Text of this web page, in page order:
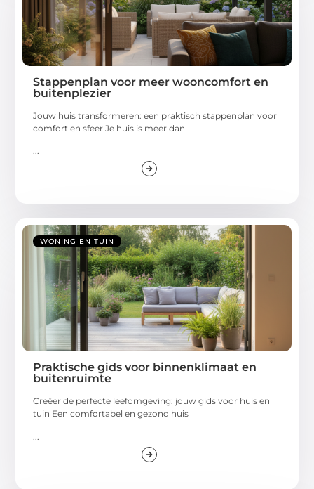
Stappenplan voor meer wooncomfort en
buitenplezier
Jouw huis transformeren: een praktisch stappenplan voor
comfort en sfeer Je huis is meer dan
...
WONING EN TUIN
Praktische gids voor binnenklimaat en
buitenruimte
Creëer de perfecte leefomgeving: jouw gids voor huis en
tuin Een comfortabel en gezond huis